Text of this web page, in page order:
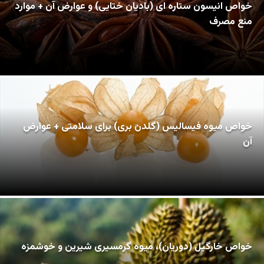
خواص انیسون ستاره ای (بادیان ختایی) و عوارض آن + موارد
منع مصرف
خواص میوه فیسالیس (گلدن بری) برای سلامتی + عوارض
آن
خواص خارگیل (دوریان)، میوه گرمسیری شیرین و خوشمزه